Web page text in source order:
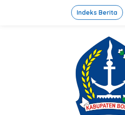
Indeks Berita